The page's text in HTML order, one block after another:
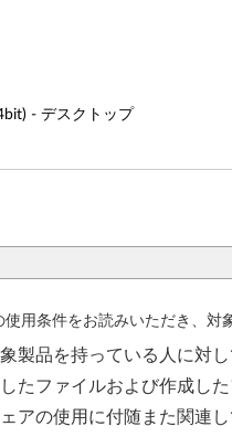
- デスクトップ
用条件をお読みいただき、対
製品を持っている人に対
たファイルおよび作成し
アの使用に付随また関連